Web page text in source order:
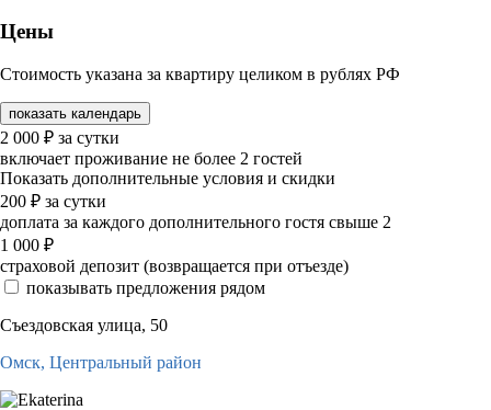
Цены
Стоимость указана за квартиру целиком в рублях РФ
показать календарь
2 000 ₽ за сутки
включает проживание не более 2 гостей
Показать дополнительные условия и скидки
200 ₽ за сутки
доплата за каждого дополнительного гостя свыше 2
1 000 ₽
страховой депозит (возвращается при отъезде)
показывать предложения рядом
Съездовская улица, 50
Омск, Центральный район